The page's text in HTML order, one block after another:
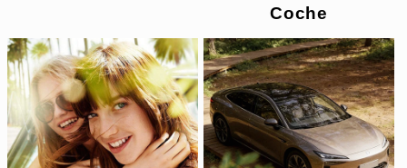
Coche